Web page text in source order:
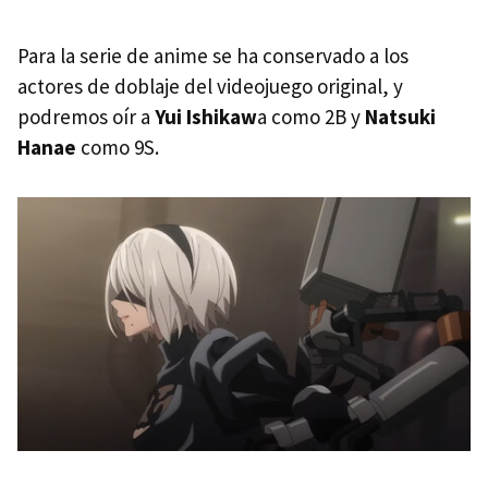
Para la serie de anime se ha conservado a los
actores de doblaje del videojuego original, y
podremos oír a Yui Ishikawa como 2B y Natsuki
Hanae como 9S.